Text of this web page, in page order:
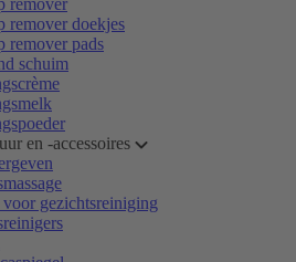
remover
remover doekjes
remover pads
schuim
en -accessoires
voor gezichtsreiniging